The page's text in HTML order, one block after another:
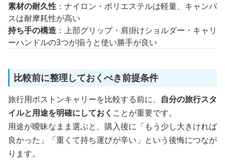
素材の耐久性 ：ナイロン・ポリエステルは軽量、キャンバ
スは耐摩耗性が高い
持ち手の構造 ：上部グリップ・肩掛けショルダー・キャリ
ーハンドルの3つが揃うと使い勝手が良い
比較前に整理しておくべき前提条件
旅行用ボストンキャリーを比較する前に、 自分の旅行スタ
イルと用途を明確にしておく ことが重要です。
用途が曖昧なまま選ぶと、購入後に「もう少し大きければ
良かった」「重くて持ち運びが辛い」という後悔につなが
ります。